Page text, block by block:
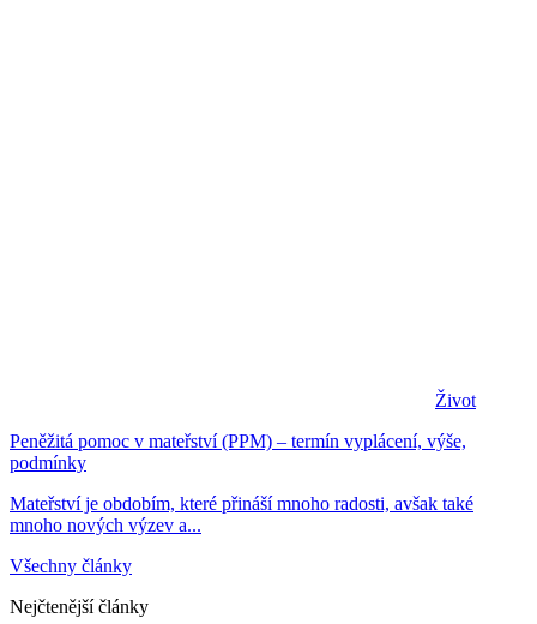
Život
Peněžitá pomoc v mateřství (PPM) – termín vyplácení, výše,
podmínky
Mateřství je obdobím, které přináší mnoho radosti, avšak také
mnoho nových výzev a...
Všechny články
Nejčtenější články